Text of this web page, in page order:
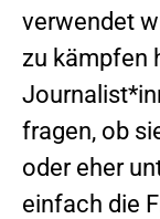
verwendet
zu kämpfen
fragen, ob
oder eher
einfach die